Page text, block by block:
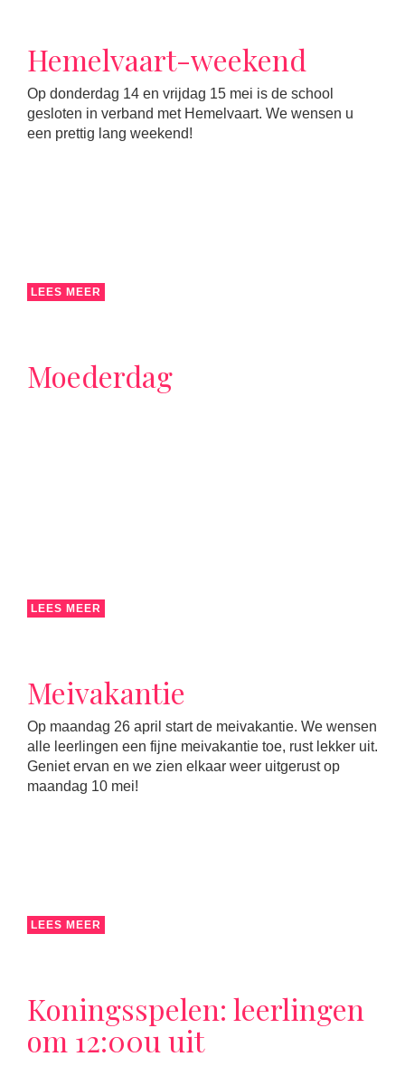
Hemelvaart-weekend
Op donderdag 14 en vrijdag 15 mei is de school
gesloten in verband met Hemelvaart. We wensen u
een prettig lang weekend!
LEES MEER
Moederdag
LEES MEER
Meivakantie
Op maandag 26 april start de meivakantie. We wensen
alle leerlingen een fijne meivakantie toe, rust lekker uit.
Geniet ervan en we zien elkaar weer uitgerust op
maandag 10 mei!
LEES MEER
Koningsspelen: leerlingen
om 12:00u uit